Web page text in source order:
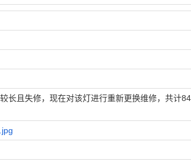
长且失修，现在对该灯进行重新更换维修，共计